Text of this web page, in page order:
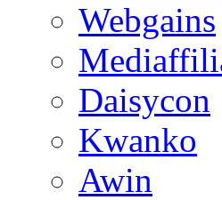
Webgains
Daisycon
Kwanko
Awin